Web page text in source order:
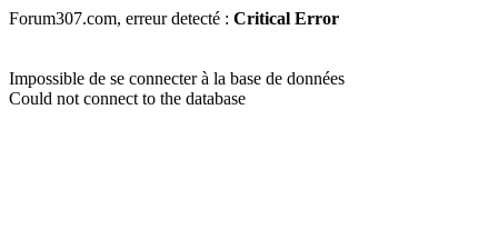
Forum307.com, erreur detecté : Critical Error
Impossible de se connecter à la base de données
Could not connect to the database